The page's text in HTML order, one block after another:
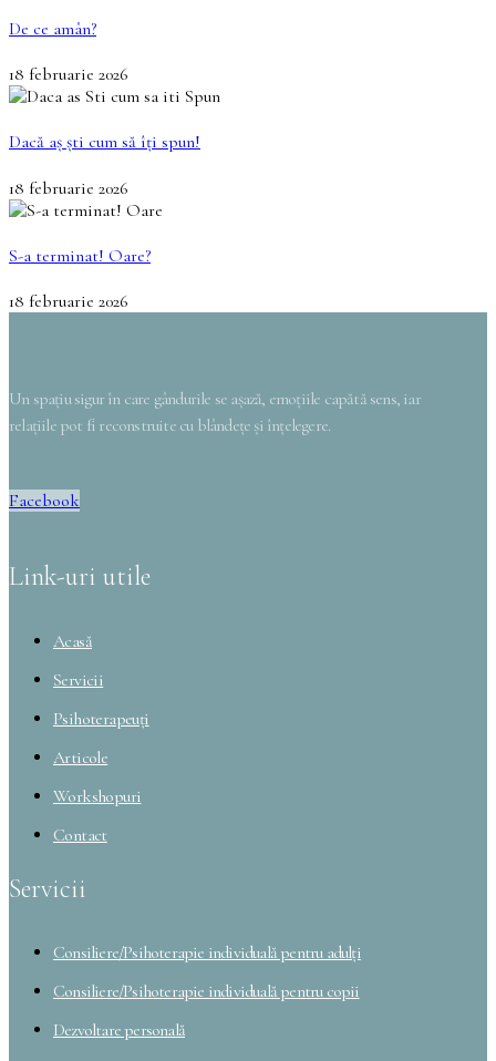
De ce amân?
18 februarie 2026
Dacă aș ști cum să îți spun!
18 februarie 2026
S-a terminat! Oare?
18 februarie 2026
Un spațiu sigur în care gândurile se așază, emoțiile capătă sens, iar
relațiile pot fi reconstruite cu blândețe și înțelegere.
Facebook
Link-uri utile
Acasă
Servicii
Psihoterapeuți
Articole
Workshopuri
Contact
Servicii
Consiliere/Psihoterapie individuală pentru adulți
Consiliere/Psihoterapie individuală pentru copii
Dezvoltare personală